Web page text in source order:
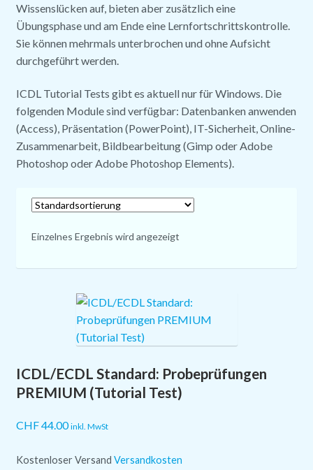
Versand
AGB
Wissenslücken auf, bieten aber zusätzlich eine
Übungsphase und am Ende eine Lernfortschrittskontrolle.
Sie können mehrmals unterbrochen und ohne Aufsicht
durchgeführt werden.
ICDL Tutorial Tests gibt es aktuell nur für Windows. Die
folgenden Module sind verfügbar: Datenbanken anwenden
(Access), Präsentation (PowerPoint), IT-Sicherheit, Online-
Zusammenarbeit, Bildbearbeitung (Gimp oder Adobe
Photoshop oder Adobe Photoshop Elements).
Einzelnes Ergebnis wird angezeigt
ICDL/ECDL Standard: Probeprüfungen
PREMIUM (Tutorial Test)
CHF44.00 inkl. MwSt
Kostenloser Versand Versandkosten